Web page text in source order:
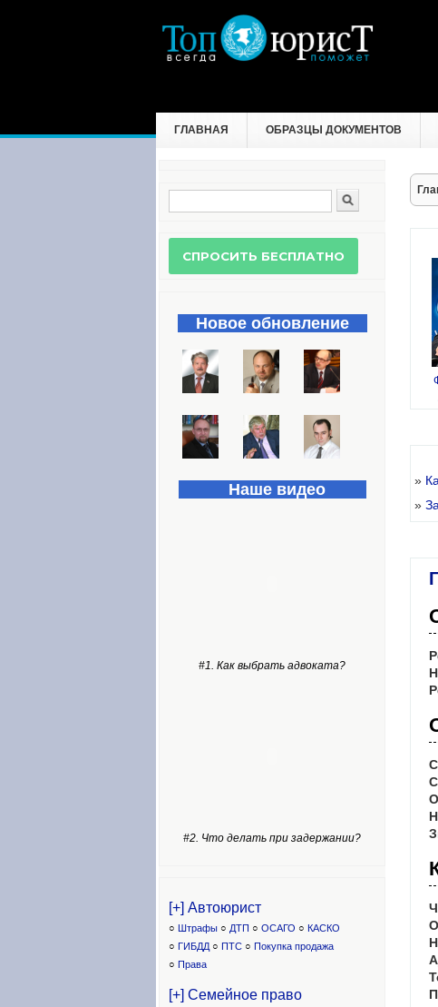
ГЛАВНАЯ ОБРАЗЦЫ ДОКУМЕНТОВ
»
»
Форма поиска
Новое обновление
Наше видео
#1. Как выбрать адвоката?
#2. Что делать при задержании?
[+] Автоюрист
○ Штрафы ○ ДТП ○ ОСАГО ○ КАСКО
○ ГИБДД ○ ПТС ○ Покупка продажа
○ Права
[+] Семейное право